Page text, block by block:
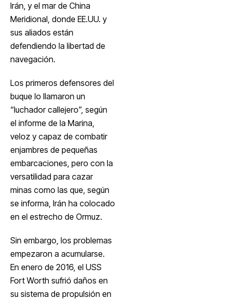
Irán, y el mar de China
Meridional, donde EE.UU. y
sus aliados están
defendiendo la libertad de
navegación.
Los primeros defensores del
buque lo llamaron un
“luchador callejero”, según
el informe de la Marina,
veloz y capaz de combatir
enjambres de pequeñas
embarcaciones, pero con la
versatilidad para cazar
minas como las que, según
se informa, Irán ha colocado
en el estrecho de Ormuz.
Sin embargo, los problemas
empezaron a acumularse.
En enero de 2016, el USS
Fort Worth sufrió daños en
su sistema de propulsión en